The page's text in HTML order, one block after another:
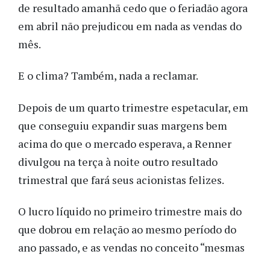
de resultado amanhã cedo que o feriadão agora
em abril não prejudicou em nada as vendas do
mês.
E o clima? Também, nada a reclamar.
Depois de um quarto trimestre espetacular, em
que conseguiu expandir suas margens bem
acima do que o mercado esperava, a Renner
divulgou na terça à noite outro resultado
trimestral que fará seus acionistas felizes.
O lucro líquido no primeiro trimestre mais do
que dobrou em relação ao mesmo período do
ano passado, e as vendas no conceito “mesmas